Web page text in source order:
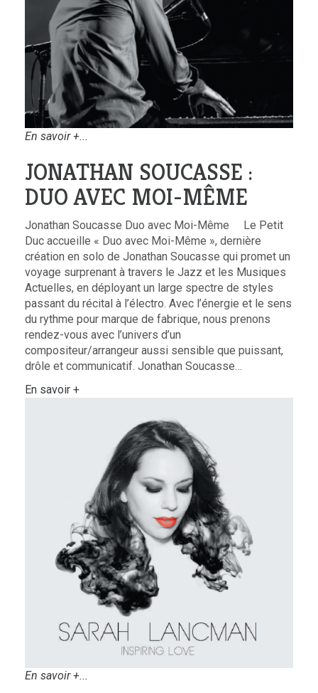
En savoir +...
JONATHAN SOUCASSE :
DUO AVEC MOI-MÊME
Jonathan Soucasse Duo avec Moi-Même Le Petit
Duc accueille « Duo avec Moi-Même », dernière
création en solo de Jonathan Soucasse qui promet un
voyage surprenant à travers le Jazz et les Musiques
Actuelles, en déployant un large spectre de styles
passant du récital à l’électro. Avec l’énergie et le sens
du rythme pour marque de fabrique, nous prenons
rendez-vous avec l’univers d’un
compositeur/arrangeur aussi sensible que puissant,
drôle et communicatif. Jonathan Soucasse…
En savoir +
En savoir +...